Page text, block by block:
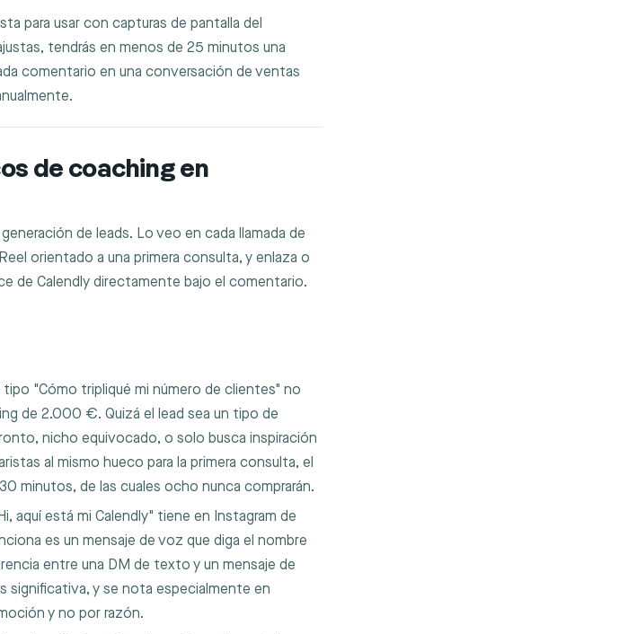
para usar con capturas de pantalla del
tendrás en menos de 25 minutos una
comentario en una conversación de ventas
de coaching en
de leads. Lo veo en cada llamada de
orientado a una primera consulta, y enlaza o
de Calendly directamente bajo el comentario.
"Cómo tripliqué mi número de clientes" no
de 2.000 €. Quizá el lead sea un tipo de
nicho equivocado, o solo busca inspiración
al mismo hueco para la primera consulta, el
minutos, de las cuales ocho nunca comprarán.
aquí está mi Calendly" tiene en Instagram de
es un mensaje de voz que diga el nombre
entre una DM de texto y un mensaje de
significativa, y se nota especialmente en
y no por razón.